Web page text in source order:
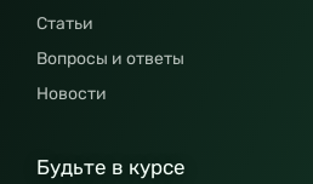
Статьи
Вопросы и ответы
Новости
Будьте в курсе